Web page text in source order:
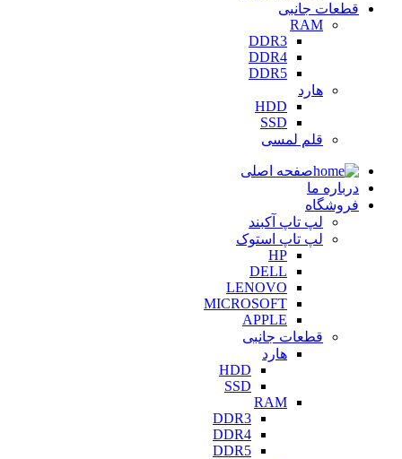
قطعات جانبی
RAM
DDR3
DDR4
DDR5
هارد
HDD
SSD
قلم لمسی
صفحه اصلی
درباره ما
فروشگاه
لپ تاپ آکبند
لپ تاپ استوک
HP
DELL
LENOVO
MICROSOFT
APPLE
قطعات جانبی
هارد
HDD
SSD
RAM
DDR3
DDR4
DDR5